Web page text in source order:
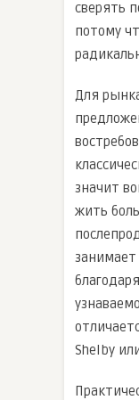
сверять
потому
Для
значит
жить
Shelby